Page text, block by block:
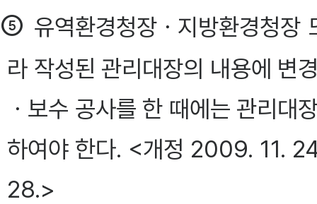
⑤ 유역환경청장ㆍ지방환경청
라 작성된 관리대장의 내용에 변
ㆍ보수 공사를 한 때에는 관리대
하여야 한다. <개정 2009. 11.
28.>